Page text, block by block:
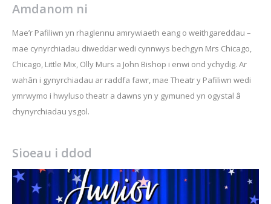
Amdanom ni
Mae’r Pafiliwn yn rhaglennu amrywiaeth eang o weithgareddau –
mae cynyrchiadau diweddar wedi cynnwys bechgyn Mrs Chicago,
Chicago, Little Mix, Olly Murs a John Bishop i enwi ond ychydig. Ar
wahân i gynyrchiadau ar raddfa fawr, mae Theatr y Pafiliwn wedi
ymrwymo i hwyluso theatr a dawns yn y gymuned yn ogystal â
chynyrchiadau ysgol.
Sioeau i ddod